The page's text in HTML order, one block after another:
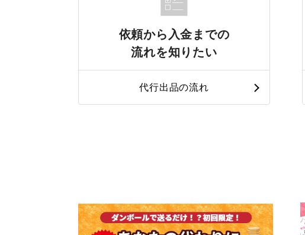
依頼から入金までの
流れを知りたい
代行出品の流れ